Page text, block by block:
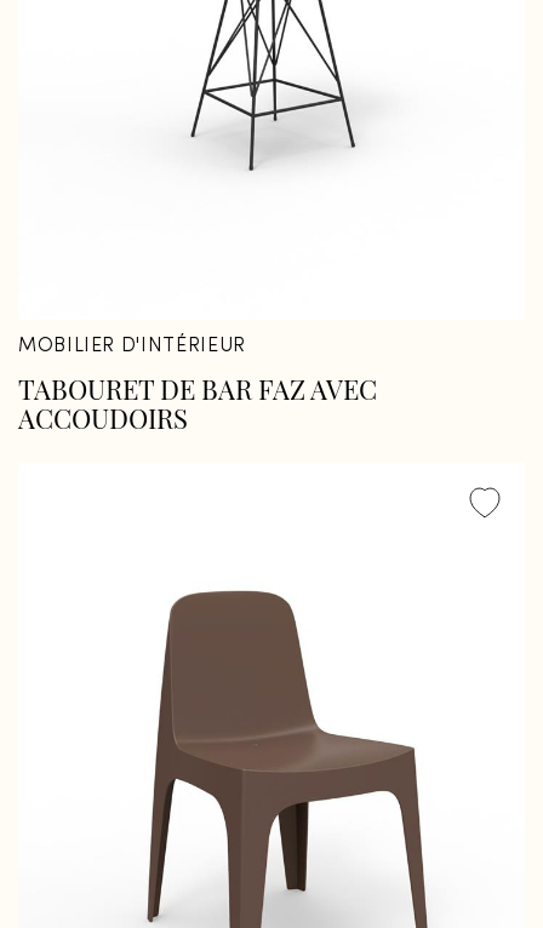
MOBILIER D'INTÉRIEUR
TABOURET DE BAR FAZ AVEC
ACCOUDOIRS